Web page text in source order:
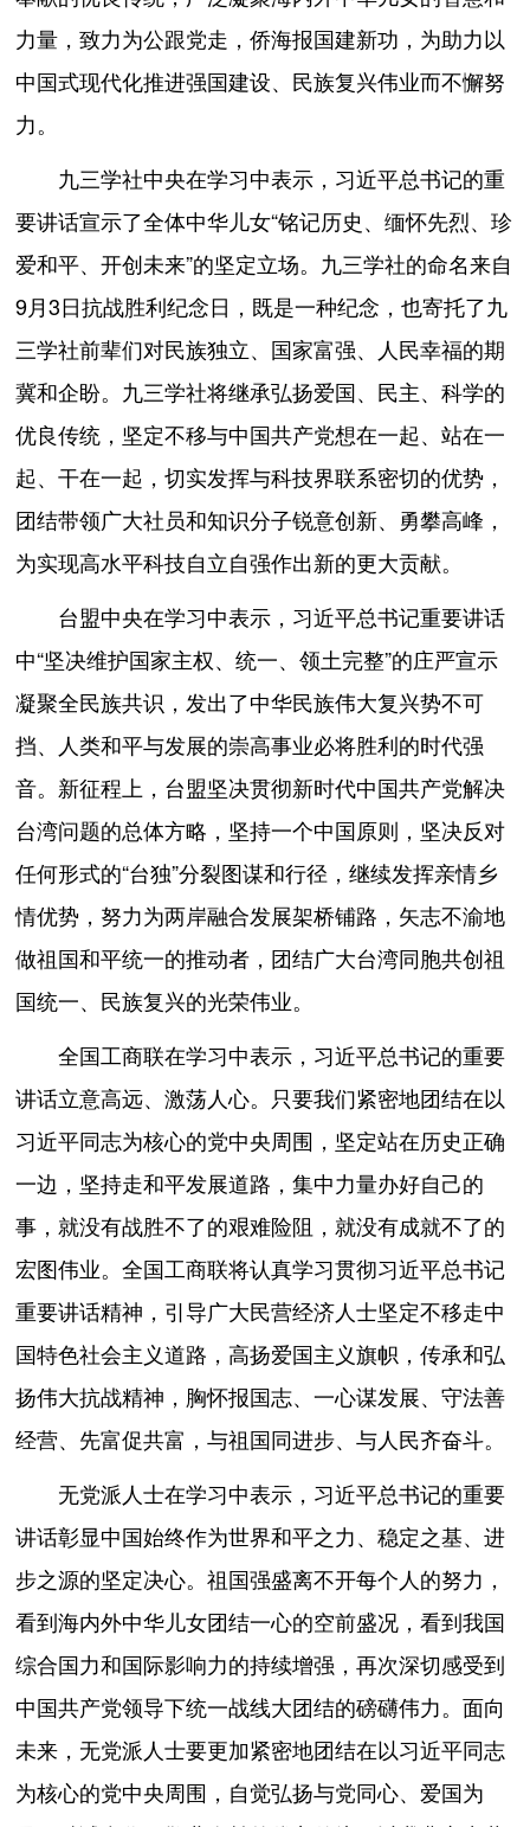
力量，致力为公跟党走，侨海报国建新功，为助力以
中国式现代化推进强国建设、民族复兴伟业而不懈努
力。
九三学社中央在学习中表示，习近平总书记的重
要讲话宣示了全体中华儿女“铭记历史、缅怀先烈、珍
爱和平、开创未来”的坚定立场。九三学社的命名来自
9月3日抗战胜利纪念日，既是一种纪念，也寄托了九
三学社前辈们对民族独立、国家富强、人民幸福的期
冀和企盼。九三学社将继承弘扬爱国、民主、科学的
优良传统，坚定不移与中国共产党想在一起、站在一
起、干在一起，切实发挥与科技界联系密切的优势，
团结带领广大社员和知识分子锐意创新、勇攀高峰，
为实现高水平科技自立自强作出新的更大贡献。
台盟中央在学习中表示，习近平总书记重要讲话
中“坚决维护国家主权、统一、领土完整”的庄严宣示
凝聚全民族共识，发出了中华民族伟大复兴势不可
挡、人类和平与发展的崇高事业必将胜利的时代强
音。新征程上，台盟坚决贯彻新时代中国共产党解决
台湾问题的总体方略，坚持一个中国原则，坚决反对
任何形式的“台独”分裂图谋和行径，继续发挥亲情乡
情优势，努力为两岸融合发展架桥铺路，矢志不渝地
做祖国和平统一的推动者，团结广大台湾同胞共创祖
国统一、民族复兴的光荣伟业。
全国工商联在学习中表示，习近平总书记的重要
讲话立意高远、激荡人心。只要我们紧密地团结在以
习近平同志为核心的党中央周围，坚定站在历史正确
一边，坚持走和平发展道路，集中力量办好自己的
事，就没有战胜不了的艰难险阻，就没有成就不了的
宏图伟业。全国工商联将认真学习贯彻习近平总书记
重要讲话精神，引导广大民营经济人士坚定不移走中
国特色社会主义道路，高扬爱国主义旗帜，传承和弘
扬伟大抗战精神，胸怀报国志、一心谋发展、守法善
经营、先富促共富，与祖国同进步、与人民齐奋斗。
无党派人士在学习中表示，习近平总书记的重要
讲话彰显中国始终作为世界和平之力、稳定之基、进
步之源的坚定决心。祖国强盛离不开每个人的努力，
看到海内外中华儿女团结一心的空前盛况，看到我国
综合国力和国际影响力的持续增强，再次深切感受到
中国共产党领导下统一战线大团结的磅礴伟力。面向
未来，无党派人士要更加紧密地团结在以习近平同志
为核心的党中央周围，自觉弘扬与党同心、爱国为